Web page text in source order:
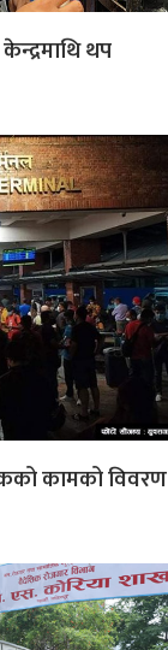
थप
कामको विवरण